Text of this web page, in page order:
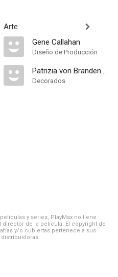
Arte
Gene Callahan
Diseño de Producción
Patrizia von Brandenstein
Decorados
y series, PlayMax no tiene
de la película. El copyright de
y/o cubiertas pertenece a sus